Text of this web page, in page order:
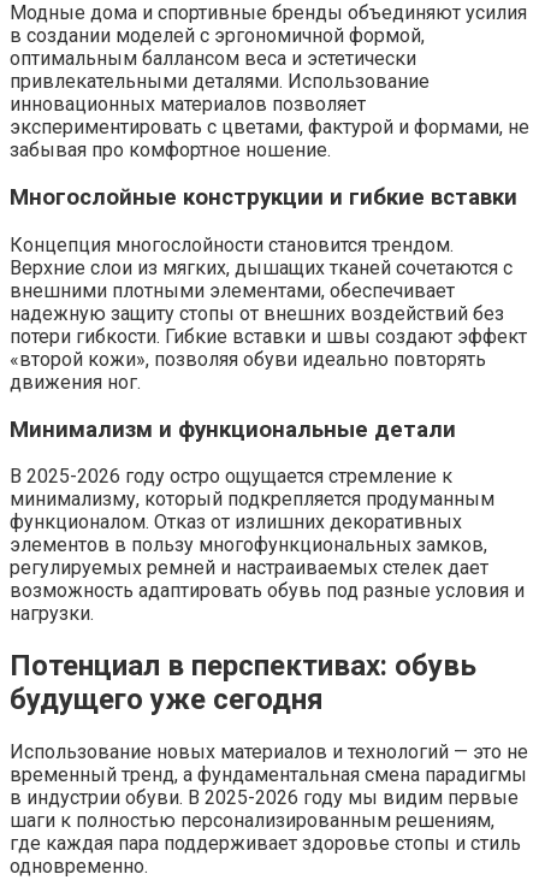
Модные дома и спортивные бренды объединяют усилия
в создании моделей с эргономичной формой,
оптимальным баллансом веса и эстетически
привлекательными деталями. Использование
инновационных материалов позволяет
экспериментировать с цветами, фактурой и формами, не
забывая про комфортное ношение.
Многослойные конструкции и гибкие вставки
Концепция многослойности становится трендом.
Верхние слои из мягких, дышащих тканей сочетаются с
внешними плотными элементами, обеспечивает
надежную защиту стопы от внешних воздействий без
потери гибкости. Гибкие вставки и швы создают эффект
«второй кожи», позволяя обуви идеально повторять
движения ног.
Минимализм и функциональные детали
В 2025-2026 году остро ощущается стремление к
минимализму, который подкрепляется продуманным
функционалом. Отказ от излишних декоративных
элементов в пользу многофункциональных замков,
регулируемых ремней и настраиваемых стелек дает
возможность адаптировать обувь под разные условия и
нагрузки.
Потенциал в перспективах: обувь
будущего уже сегодня
Использование новых материалов и технологий — это не
временный тренд, а фундаментальная смена парадигмы
в индустрии обуви. В 2025-2026 году мы видим первые
шаги к полностью персонализированным решениям,
где каждая пара поддерживает здоровье стопы и стиль
одновременно.